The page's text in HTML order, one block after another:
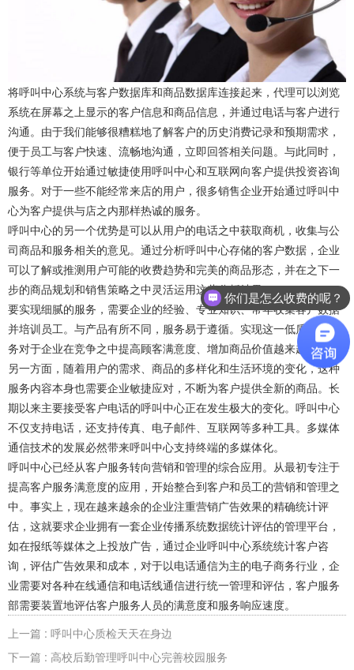
将呼叫中心系统与客户数据库和商品数据库连接起来，代理可以浏览
系统在屏幕之上显示的客户信息和商品信息，并通过电话与客户进行
沟通。由于我们能够很糟糕地了解客户的历史消费记录和预期需求，
便于员工与客户快速、流畅地沟通，立即回答相关问题。与此同时，
银行等单位开始通过敏捷使用呼叫中心和互联网向客户提供投资咨询
服务。对于一些不能经常来店的用户，很多销售企业开始通过呼叫中
心为客户提供与店之内那样热诚的服务。
呼叫中心的另一个优势是可以从用户的电话之中获取商机，收集与公
司商品和服务相关的意见。通过分析呼叫中心存储的客户数据，企业
可以了解或推测用户可能的收费趋势和完美的商品形态，并在之下一
步的商品规划和销售策略之中灵活运用这些分析结果。
要实现细腻的服务，需要企业的经验、专业知识、常年收集客户数据
并培训员工。与产品有所不同，服务易于遵循。实现这一低质量的服
务对于企业在竞争之中提高顾客满意度、增加商品价值越来越重要。
另一方面，随着用户的需求、商品的多样化和生活环境的变化，这种
服务内容本身也需要企业敏捷应对，不断为客户提供全新的商品。长
期以来主要接受客户电话的呼叫中心正在发生极大的变化。呼叫中心
不仅支持电话，还支持传真、电子邮件、互联网等多种工具。多媒体
通信技术的发展必然带来呼叫中心支持终端的多媒体化。
呼叫中心已经从客户服务转向营销和管理的综合应用。从最初专注于
提高客户服务满意度的应用，开始整合到客户和员工的营销和管理之
中。事实上，现在越来越余的企业注重营销广告效果的精确统计评
估，这就要求企业拥有一套企业传播系统数据统计评估的管理平台，
如在报纸等媒体之上投放广告，通过企业呼叫中心系统统计客户咨
询，评估广告效果和成本，对于以电话通信为主的电子商务行业，企
业需要对各种在线通信和电话线通信进行统一管理和评估，客户服务
部需要装置地评估客户服务人员的满意度和服务响应速度。
上一篇 : 呼叫中心质检天天在身边
下一篇 : 高校后勤管理呼叫中心完善校园服务
你们是怎么收费的呢？